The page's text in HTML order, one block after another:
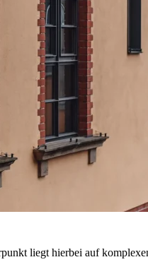
liegt hierbei auf